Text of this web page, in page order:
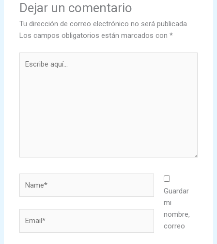
Dejar un comentario
Tu dirección de correo electrónico no será publicada.
Los campos obligatorios están marcados con*
aquí...
Guardar
mi
nombre,
correo